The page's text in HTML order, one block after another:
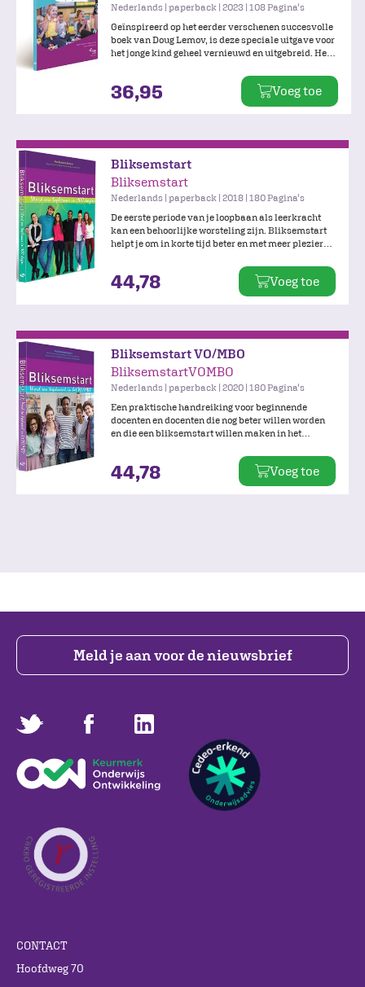
Nederlands | paperback | 2023 | 108 Pagina's
Geïnspireerd op het eerder verschenen succesvolle
boek van Doug Lemov, is deze speciale uitgave voor
het jonge kind geheel vernieuwd en uitgebreid. Het
aan de principes van spelend leren, maar ook te
gebruiken zijn bij ‘formele’ leermomenten.
36,95 Voeg toe
Bliksemstart
Bliksemstart
Nederlands | paperback | 2018 | 180 Pagina's
De eerste periode van je loopbaan als leerkracht
kan een behoorlijke worsteling zijn. Bliksemstart
helpt je om in korte tijd beter en met meer plezier
je eigen ontwikkelpunten. In kleine stapjes
versterk je je klassenmanagement en didactische
vaardigheden.
44,78 Voeg toe
Bliksemstart VO/MBO
BliksemstartVOMBO
Nederlands | paperback | 2020 | 180 Pagina's
Een praktische handreiking voor beginnende
docenten en docenten die nog beter willen worden
en die een bliksemstart willen maken in het
44,78 Voeg toe
Meld je aan voor de nieuwsbrief
CONTACT
Hoofdweg 70